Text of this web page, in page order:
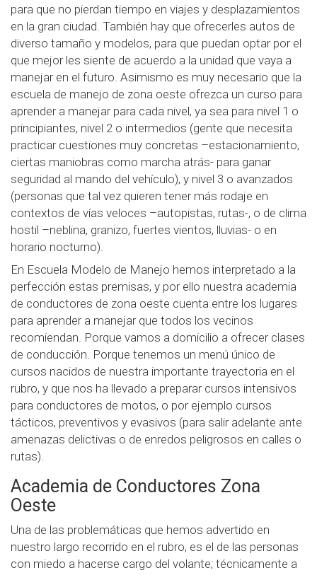
para que no pierdan tiempo en viajes y desplazamientos
en la gran ciudad. También hay que ofrecerles autos de
diverso tamaño y modelos, para que puedan optar por el
que mejor les siente de acuerdo a la unidad que vaya a
manejar en el futuro. Asimismo es muy necesario que la
escuela de manejo de zona oeste ofrezca un curso para
aprender a manejar para cada nivel, ya sea para nivel 1 o
principiantes, nivel 2 o intermedios (gente que necesita
practicar cuestiones muy concretas –estacionamiento,
ciertas maniobras como marcha atrás- para ganar
seguridad al mando del vehículo), y nivel 3 o avanzados
(personas que tal vez quieren tener más rodaje en
contextos de vías veloces –autopistas, rutas-, o de clima
hostil –neblina, granizo, fuertes vientos, lluvias- o en
horario nocturno).
En Escuela Modelo de Manejo hemos interpretado a la
perfección estas premisas, y por ello nuestra academia
de conductores de zona oeste cuenta entre los lugares
para aprender a manejar que todos los vecinos
recomiendan. Porque vamos a domicilio a ofrecer clases
de conducción. Porque tenemos un menú único de
cursos nacidos de nuestra importante trayectoria en el
rubro, y que nos ha llevado a preparar cursos intensivos
para conductores de motos, o por ejemplo cursos
tácticos, preventivos y evasivos (para salir adelante ante
amenazas delictivas o de enredos peligrosos en calles o
rutas).
Academia de Conductores Zona
Oeste
Una de las problemáticas que hemos advertido en
nuestro largo recorrido en el rubro, es el de las personas
con miedo a hacerse cargo del volante; técnicamente a